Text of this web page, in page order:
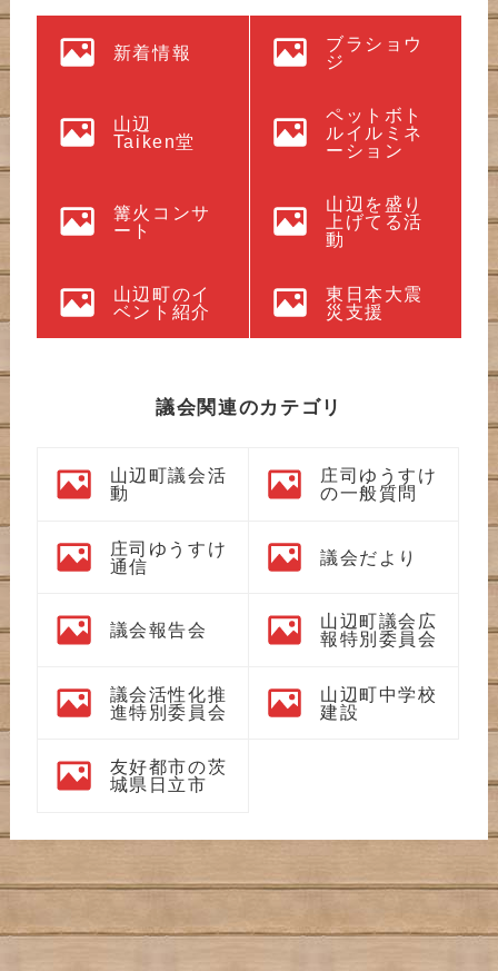
新着情報
ブラショウ
ジ
山辺
Taiken堂
ペットボト
ルイルミネ
ーション
篝火コンサ
ート
山辺を盛り
上げてる活
動
山辺町のイ
ベント紹介
東日本大震
災支援
議会関連のカテゴリ
山辺町議会活
動
庄司ゆうすけ
の一般質問
庄司ゆうすけ
通信
議会だより
議会報告会
山辺町議会広
報特別委員会
議会活性化推
進特別委員会
山辺町中学校
建設
友好都市の茨
城県日立市